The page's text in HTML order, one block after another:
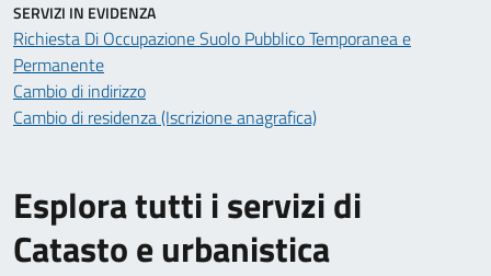
Esplora tutti i servizi di
Catasto e urbanistica
SERVIZI IN EVIDENZA
Richiesta Di Occupazione Suolo Pubblico Temporanea e
Permanente
Cambio di indirizzo
Cambio di residenza (Iscrizione anagrafica)